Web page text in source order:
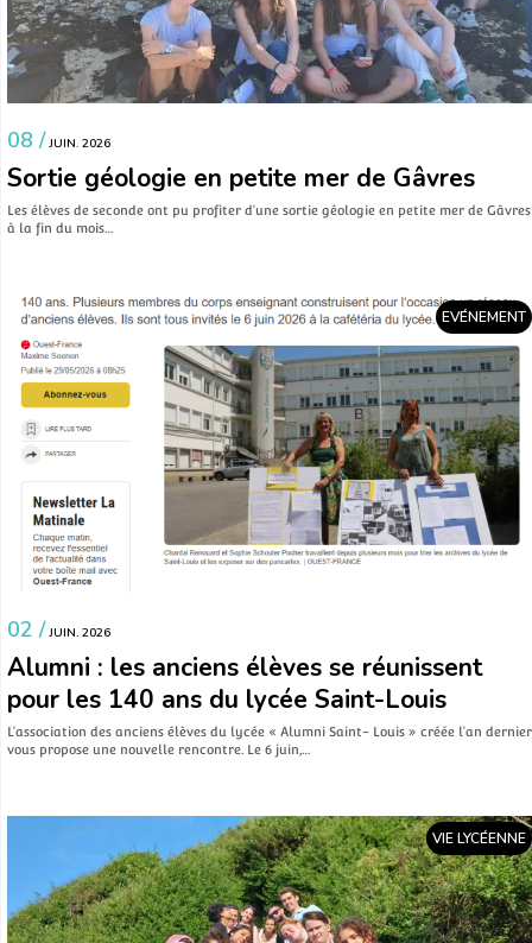
08 / JUIN. 2026
Sortie géologie en petite mer de Gâvres
Les élèves de seconde ont pu profiter d’une sortie géologie en petite mer de Gâvres
à la fin du mois…
EVÉNEMENT
02 / JUIN. 2026
Alumni : les anciens élèves se réunissent
pour les 140 ans du lycée Saint-Louis
L’association des anciens élèves du lycée « Alumni Saint- Louis » créée l’an dernier
vous propose une nouvelle rencontre. Le 6 juin,…
VIE LYCÉENNE